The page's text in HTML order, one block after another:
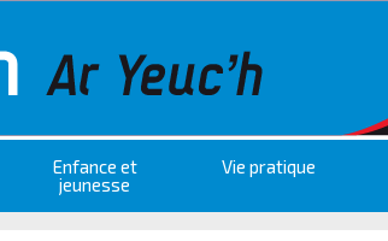
Enfance et
jeunesse
Vie pratique